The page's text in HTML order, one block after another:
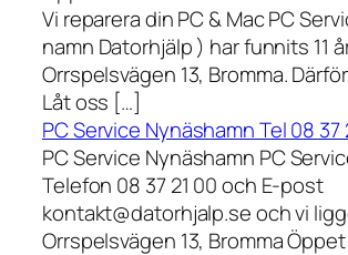
Vi reparera din PC & Mac PC
namn Datorhjälp ) har funnits 11
Orrspelsvägen 13, Bromma.
Låt oss […]
PC Service Nynäshamn Tel 08 37
PC Service Nynäshamn PC
Telefon 08 37 21 00 och E-post
kontakt@datorhjalp.se och vi
Orrspelsvägen 13, Bromma